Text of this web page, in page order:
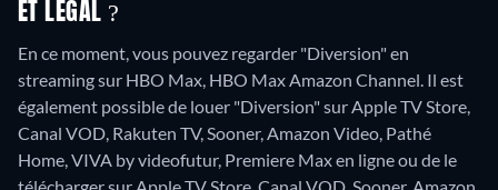
ET LÉGAL ?
En ce moment, vous pouvez regarder "Diversion" en
streaming sur HBO Max, HBO Max Amazon Channel. Il est
également possible de louer "Diversion" sur Apple TV Store,
Canal VOD, Rakuten TV, Sooner, Amazon Video, Pathé
Home, VIVA by videofutur, Premiere Max en ligne ou de le